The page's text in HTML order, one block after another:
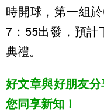
時開球，第一組
7：55出發，預計
典禮。
好文章與好朋友
您同享新知！